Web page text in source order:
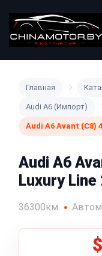
Главная
Audi A6 (Импорт)
Audi A6 Avant (C8)
Audi A6
Luxury
36300км